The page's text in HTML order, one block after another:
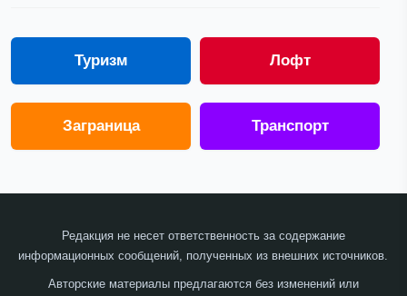
Туризм Лофт
Заграница Транспорт
Редакция не несет ответственность за содержание
информационных сообщений, полученных из внешних источников.
Авторские материалы предлагаются без изменений или